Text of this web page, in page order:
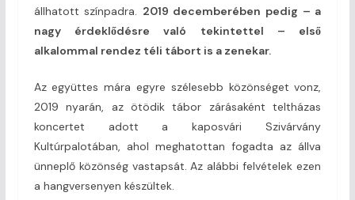
állhatott színpadra. 2019 decemberében pedig – a
nagy érdeklődésre való tekintettel – első
alkalommal rendez téli tábort is a zenekar.
Az együttes mára egyre szélesebb közönséget vonz,
2019 nyarán, az ötödik tábor zárásaként teltházas
koncertet adott a kaposvári Szivárvány
Kultúrpalotában, ahol meghatottan fogadta az állva
ünneplő közönség vastapsát. Az alábbi felvételek ezen
a hangversenyen készültek.